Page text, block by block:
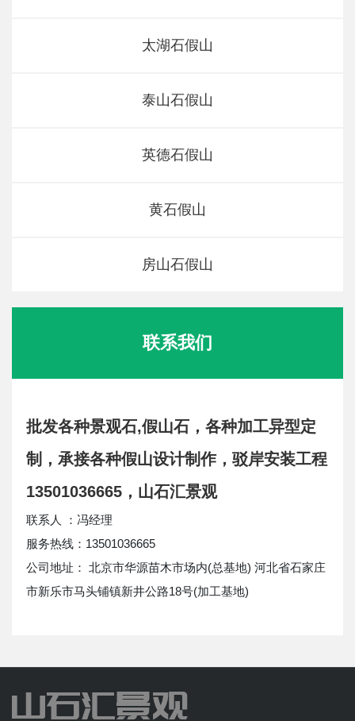
太湖石假山
泰山石假山
英德石假山
黄石假山
房山石假山
联系我们
批发各种景观石,假山石，各种加工异型定
制，承接各种假山设计制作，驳岸安装工程
13501036665，山石汇景观
联系人 ：冯经理
服务热线：13501036665
公司地址： 北京市华源苗木市场内(总基地) 河北省石家庄
市新乐市马头铺镇新井公路18号(加工基地)